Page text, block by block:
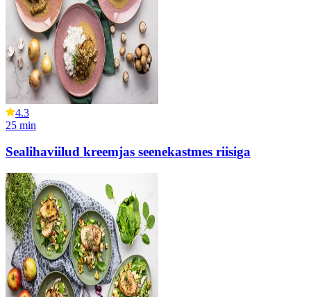
4.3
25 min
Sealihaviilud kreemjas seenekastmes riisiga